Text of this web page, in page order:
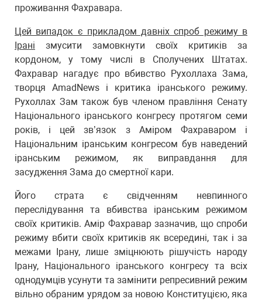
проживання Фахравара.
Цей випадок є прикладом давніх спроб режиму в
Ірані змусити замовкнути своїх критиків за
кордоном, у тому числі в Сполучених Штатах.
Фахравар нагадує про вбивство Рухоллаха Зама,
творця AmadNews і критика іранського режиму.
Рухоллах Зам також був членом правління Сенату
Національного іранського конгресу протягом семи
років, і цей зв’язок з Аміром Фахраваром і
Національним іранським конгресом був наведений
іранським режимом, як виправдання для
засудження Зама до смертної кари.
Його страта є свідченням невпинного
переслідування та вбивства іранським режимом
своїх критиків. Амір Фахравар зазначив, що спроби
режиму вбити своїх критиків як всередині, так і за
межами Ірану, лише зміцнюють рішучість народу
Ірану, Національного іранського конгресу та всіх
однодумців усунути та замінити репресивний режим
вільно обраним урядом за новою Конституцією, яка